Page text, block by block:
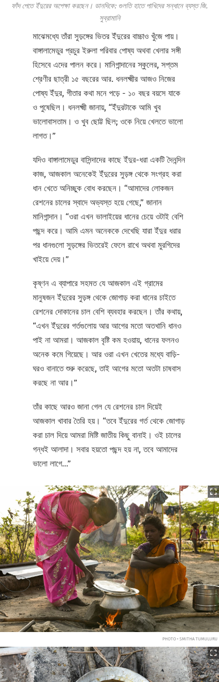
ফাঁদ পেতে ইঁদুরের অপেক্ষা করছেন। ডানদিকে: গুলতি হাতে পাখিদের সন্ধানে ব্যস্ত জি.
সুব্রামানি
মাঝেমধ্যে তাঁরা সুড়ঙ্গের ভিতর ইঁদুরের বাচ্চাও খুঁজে পায়।
বাঙ্গালামেডুর প্রচুর ইরুলা পরিবার পোষ্য অথবা খেলার সঙ্গী
হিসেবে এদের পালন করে। মানিগান্দানের স্কুলের, সপ্তম
শ্রেণীর ছাত্রী ১৫ বছরের আর. ধনলক্ষ্মীর আজও নিজের
পোষ্য ইঁদুর, গীতার কথা মনে পড়ে - ১০ বছর বয়সে যাকে
ও পুষেছিল। ধনলক্ষ্মী জানায়, “ইঁদুরটাকে আমি খুব
ভালোবাসতাম। ও খুব ছোট্ট ছিল; ওকে নিয়ে খেলতে ভালো
লাগত।”
যদিও বাঙ্গালামেডুর বাসিন্দাদের কাছে ইঁদুর-ধরা একটি দৈনন্দিন
কাজ, আজকাল অনেকেই ইঁদুরের সুড়ঙ্গ থেকে সংগ্রহ করা
ধান খেতে অনিচ্ছুক বোধ করছেন। “আমাদের লোকজন
রেশনের চালের স্বাদে অভ্যস্ত হয়ে গেছে,” জানান
মানিগান্দান। “ওরা এখন ভালাইয়ের ধানের চেয়ে ওটাই বেশি
পছন্দ করে। আমি এমন অনেককে দেখেছি যারা ইঁদুর ধরার
পর ধানগুলো সুড়ঙ্গের ভিতরেই ফেলে রাখে অথবা মুরগিদের
খাইয়ে দেয়।”
কৃষ্ণন এ ব্যাপারে সহমত যে আজকাল এই গ্রামের
মানুষজন ইঁদুরের সুড়ঙ্গ থেকে জোগাড় করা ধানের চাইতে
রেশনের দোকানের চাল বেশি ব্যবহার করছেন। তাঁর কথায়,
“এখন ইঁদুরের গর্তগুলোয় আর আগের মতো অতখানি ধানও
পাই না আমরা। আজকাল বৃষ্টি কম হওয়ায়, ধানের ফলনও
অনেক কমে গিয়েছে। আর ওরা এখন খেতের মধ্যে বাড়ি-
ঘরও বানাতে শুরু করেছে, তাই আগের মতো অতটা চাষবাস
করছে না আর।”
তাঁর কাছে আরও জানা গেল যে রেশনের চাল দিয়েই
আজকাল খাবার তৈরি হয়। “তবে ইঁদুরের গর্ত থেকে জোগাড়
করা চাল দিয়ে আমরা মিষ্টি জাতীয় কিছু বানাই। ওই চালের
গন্ধই আলাদা। সবার হয়তো পছন্দ হয় না, তবে আমাদের
ভালো লাগে…”
PHOTO • SMITHA TUMULURU